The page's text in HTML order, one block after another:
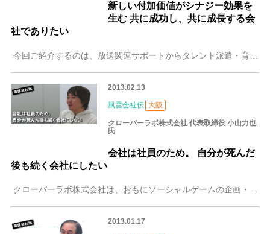
新しい付加価値がシナジー効果を
生む 共に成功し、共に成長する会
社でありたい
今回ご紹介するのは、放送関連サポートからタレント派遣・育成、音声・映像制作など幅広いジャンルで業務展開する株式会社シードアシスト。アメリカでジャーナリズムを学
2013.02.13
風雲会社伝 大阪
クローバーラボ株式会社 代表取締役 小山力也
氏
会社は社員のため。 自分が死んだ
後も続く会社にしたい
2013.01.17